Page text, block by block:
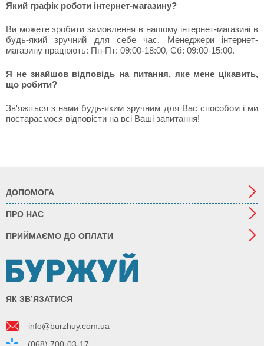
Який графік роботи інтернет-магазину?
Ви можете зробити замовлення в нашому інтернет-магазині в
будь-який зручний для себе час. Менеджери інтернет-
магазину працюють: Пн-Пт: 09:00-18:00, Сб: 09:00-15:00.
Я не знайшов відповідь на питання, яке мене цікавить,
що робити?
Зв'яжіться з нами будь-яким зручним для Вас способом і ми
постараємося відповісти на всі Ваші запитання!
ДОПОМОГА
ПРО НАС
ПРИЙМАЄМО ДО ОПЛАТИ
ЯК ЗВ’ЯЗАТИСЯ
info@burzhuy.com.ua
(068) 700-03-17